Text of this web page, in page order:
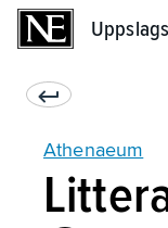
Athenaeum